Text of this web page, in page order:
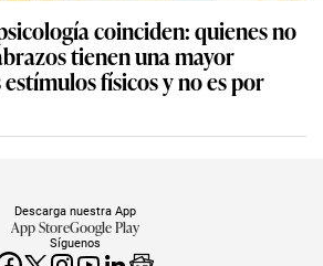
coinciden: quienes no
tienen una mayor
físicos y no es por
Síguenos
Descarga nuestra App
App StoreGoogle Play